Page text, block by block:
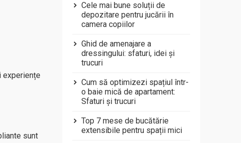
experiențe
sunt
Cele mai bune soluții de
depozitare pentru jucării în
camera copiilor
Ghid de amenajare a
dressingului: sfaturi, idei și
trucuri
Cum să optimizezi spațiul într-
o baie mică de apartament:
Sfaturi și trucuri
Top 7 mese de bucătărie
extensibile pentru spații mici